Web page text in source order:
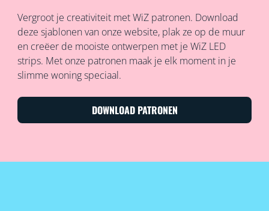
Vergroot je creativiteit met WiZ patronen. Download
deze sjablonen van onze website, plak ze op de muur
en creëer de mooiste ontwerpen met je WiZ LED
strips. Met onze patronen maak je elk moment in je
slimme woning speciaal.
DOWNLOAD PATRONEN